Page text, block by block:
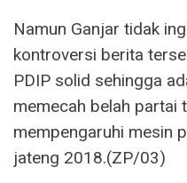
Namun Ganjar tidak
kontroversi berita
PDIP solid sehingga
memecah belah partai
mempengaruhi mesin
jateng 2018.(ZP/03)